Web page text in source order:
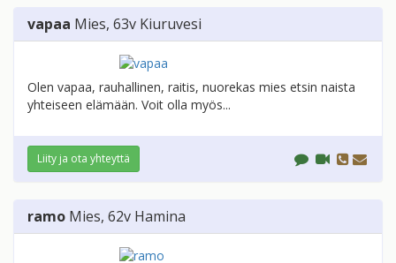
vapaa Mies, 63v Kiuruvesi
Olen vapaa, rauhallinen, raitis, nuorekas mies etsin naista
yhteiseen elämään. Voit olla myös...
Liity ja ota yhteyttä
ramo Mies, 62v Hamina